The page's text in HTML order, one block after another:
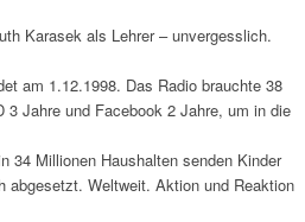
Karasek als Lehrer – unvergesslich.
am 1.12.1998. Das Radio brauchte 38
Jahre und Facebook 2 Jahre, um in die
34 Millionen Haushalten senden Kinder
abgesetzt. Weltweit. Aktion und Reaktion